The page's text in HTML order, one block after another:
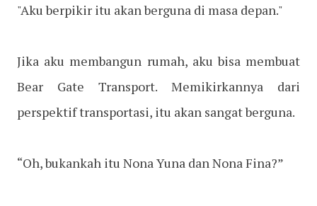
"Aku berpikir itu akan berguna di masa depan."
Jika aku membangun rumah, aku bisa membuat
Bear Gate Transport. Memikirkannya dari
perspektif transportasi, itu akan sangat berguna.
“Oh, bukankah itu Nona Yuna dan Nona Fina?”